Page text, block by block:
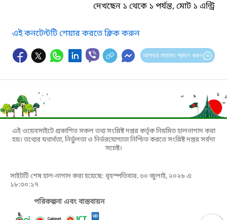
দেখছেন ১ থেকে ১ পর্যন্ত, মোট ১ এন্ট্রি
এই কনটেন্টটি শেয়ার করতে ক্লিক করুন
আপনার মতামত প্রদান করুন
এই ওয়েবসাইটে প্রকাশিত সকল তথ্য সংশ্লিষ্ট দপ্তর কর্তৃক নিয়মিত হালনাগাদ করা
হয়। তথ্যের যথার্থতা, নির্ভুলতা ও নির্ভরযোগ্যতা নিশ্চিত করতে সংশ্লিষ্ট দপ্তর সর্বদা
সচেষ্ট।
সাইটটি শেষ হাল-নাগাদ করা হয়েছে: বৃহস্পতিবার, ৩০ জুলাই, ২০২৬ এ
১৮:৩০:১৭
পরিকল্পনা এবং বাস্তবায়ন